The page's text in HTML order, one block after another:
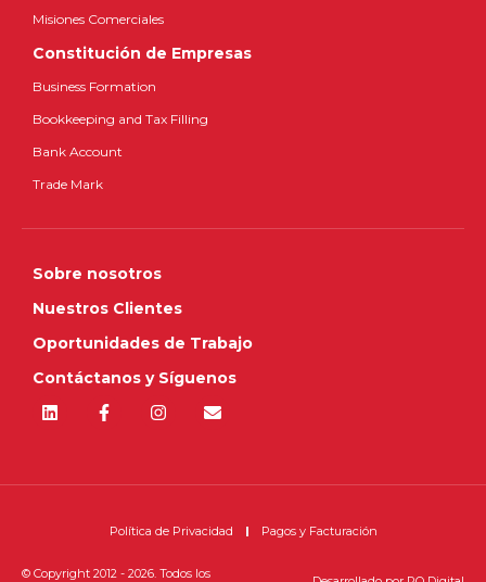
Misiones Comerciales
Constitución de Empresas
Business Formation
Bookkeeping and Tax Filling
Bank Account
Trade Mark
Sobre nosotros
Nuestros Clientes
Oportunidades de Trabajo
Contáctanos y Síguenos
© Copyright 2012 - 2026. Todos los
Política de Privacidad Pagos y Facturación